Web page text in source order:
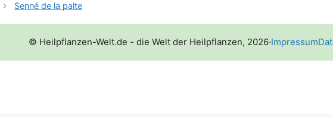
Senné de la palte
© Heilpflanzen-Welt.de - die Welt der Heilpflanzen, 2026·Impressum